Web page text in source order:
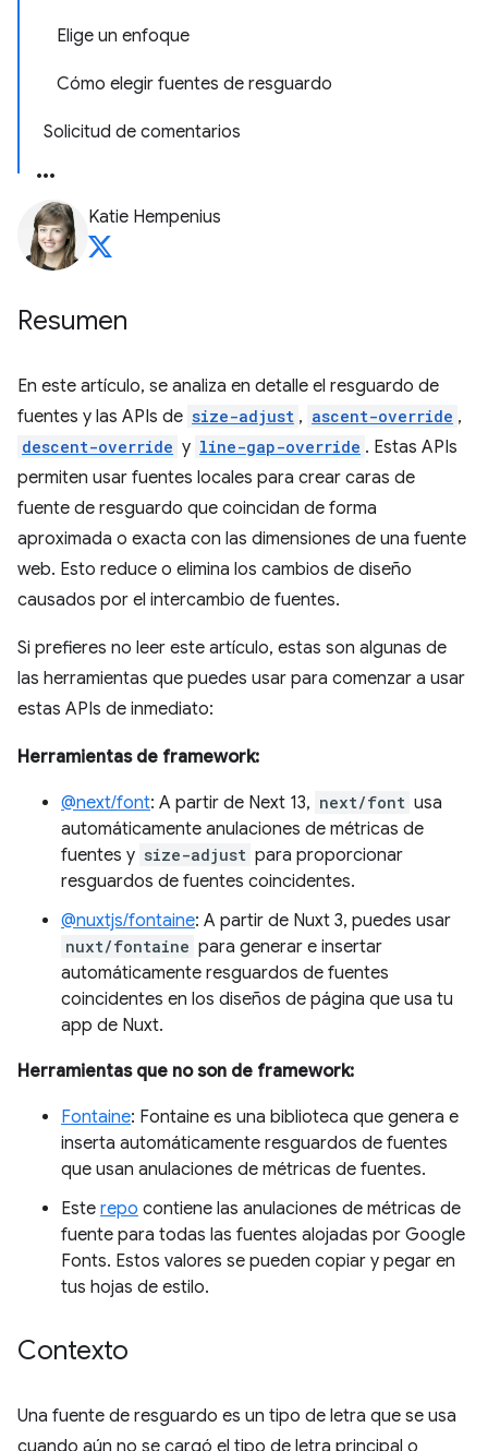
Elige un enfoque
Cómo elegir fuentes de resguardo
Solicitud de comentarios
Katie Hempenius
Resumen
En este artículo, se analiza en detalle el resguardo de
fuentes y las APIs de size-adjust , ascent-override ,
descent-override y line-gap-override . Estas APIs
permiten usar fuentes locales para crear caras de
fuente de resguardo que coincidan de forma
aproximada o exacta con las dimensiones de una fuente
web. Esto reduce o elimina los cambios de diseño
causados por el intercambio de fuentes.
Si prefieres no leer este artículo, estas son algunas de
las herramientas que puedes usar para comenzar a usar
estas APIs de inmediato:
Herramientas de framework:
@next/font: A partir de Next 13, next/font usa
automáticamente anulaciones de métricas de
fuentes y size-adjust para proporcionar
resguardos de fuentes coincidentes.
@nuxtjs/fontaine: A partir de Nuxt 3, puedes usar
nuxt/fontaine para generar e insertar
automáticamente resguardos de fuentes
coincidentes en los diseños de página que usa tu
app de Nuxt.
Herramientas que no son de framework:
Fontaine: Fontaine es una biblioteca que genera e
inserta automáticamente resguardos de fuentes
que usan anulaciones de métricas de fuentes.
Este repo contiene las anulaciones de métricas de
fuente para todas las fuentes alojadas por Google
Fonts. Estos valores se pueden copiar y pegar en
tus hojas de estilo.
Contexto
Una fuente de resguardo es un tipo de letra que se usa
cuando aún no se cargó el tipo de letra principal o